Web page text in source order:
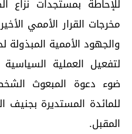
للإحاطة بمستجدات نزاع
والجهود الأممية المبذولة
لتفعيل العملية
ضوء دعوة المبعوث
المقبل.